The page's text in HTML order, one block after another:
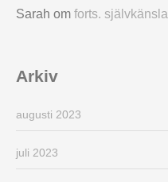
Sarah om forts. självkänsla
Arkiv
augusti 2023
juli 2023